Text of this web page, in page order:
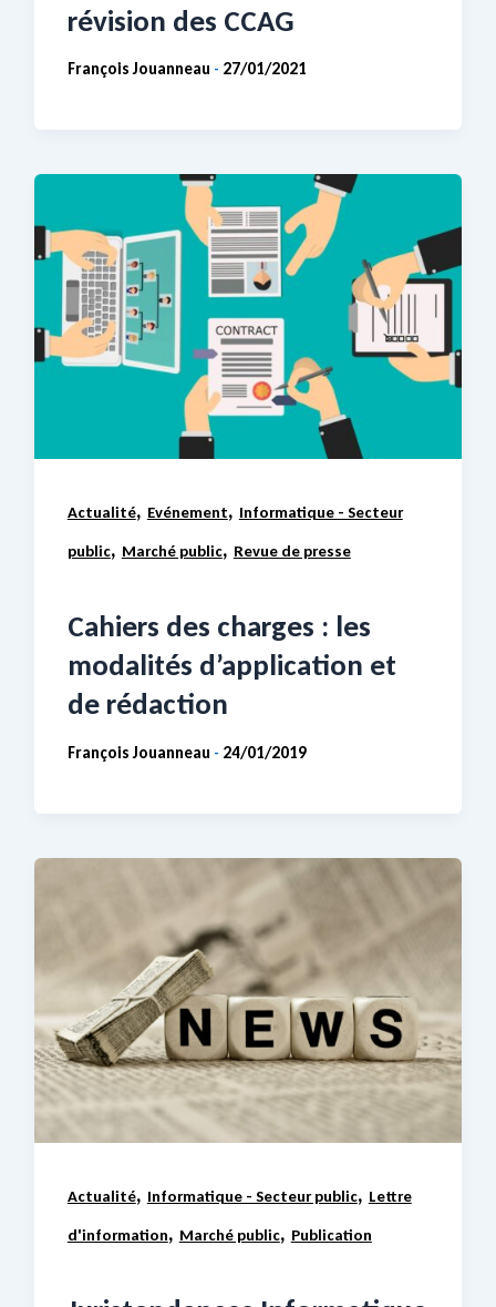
révision des CCAG
François Jouanneau - 27/01/2021
Actualité, Evénement, Informatique - Secteur
public, Marché public, Revue de presse
Cahiers des charges : les
modalités d’application et
de rédaction
François Jouanneau - 24/01/2019
Actualité, Informatique - Secteur public, Lettre
d'information, Marché public, Publication